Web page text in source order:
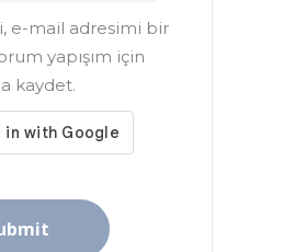
e-mail adresimi bir
yapışım için
kaydet.